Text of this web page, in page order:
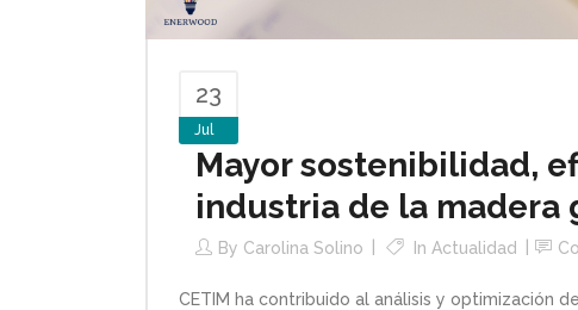
23
Jul
Mayor sostenibilidad,
industria de la madera
By Carolina Solino In Actualidad
CETIM ha contribuido al análisis y optimización